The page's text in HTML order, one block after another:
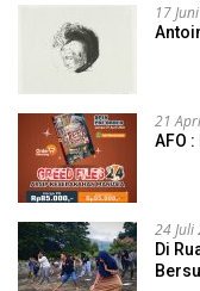
17
21
AFO
24 Juli
Di